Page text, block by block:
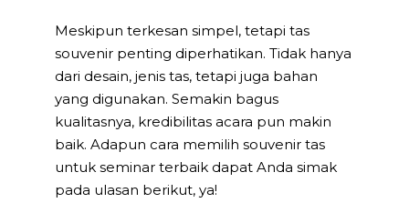
Meskipun terkesan simpel, tetapi tas
souvenir penting diperhatikan. Tidak hanya
dari desain, jenis tas, tetapi juga bahan
yang digunakan. Semakin bagus
kualitasnya, kredibilitas acara pun makin
baik. Adapun cara memilih souvenir tas
untuk seminar terbaik dapat Anda simak
pada ulasan berikut, ya!